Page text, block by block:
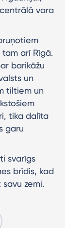
vara
arī Rīgā.
barikāžu
un
tiltiem un
tika dalīta
garu
svarīgs
brīdis, kad
zemi.